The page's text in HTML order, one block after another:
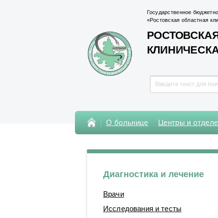
Государственное
«Ростовская областная
О больнице Центры и
центра
Отделения
Лаборатории
Диагностика и лечение
Врачи
Исследования и тесты